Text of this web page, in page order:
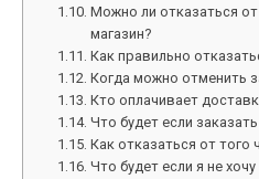
Можно ли отказаться
магазин?
Как правильно
Когда можно отменить
Кто оплачивает
Что будет если
Как отказаться от того
Что будет если я не